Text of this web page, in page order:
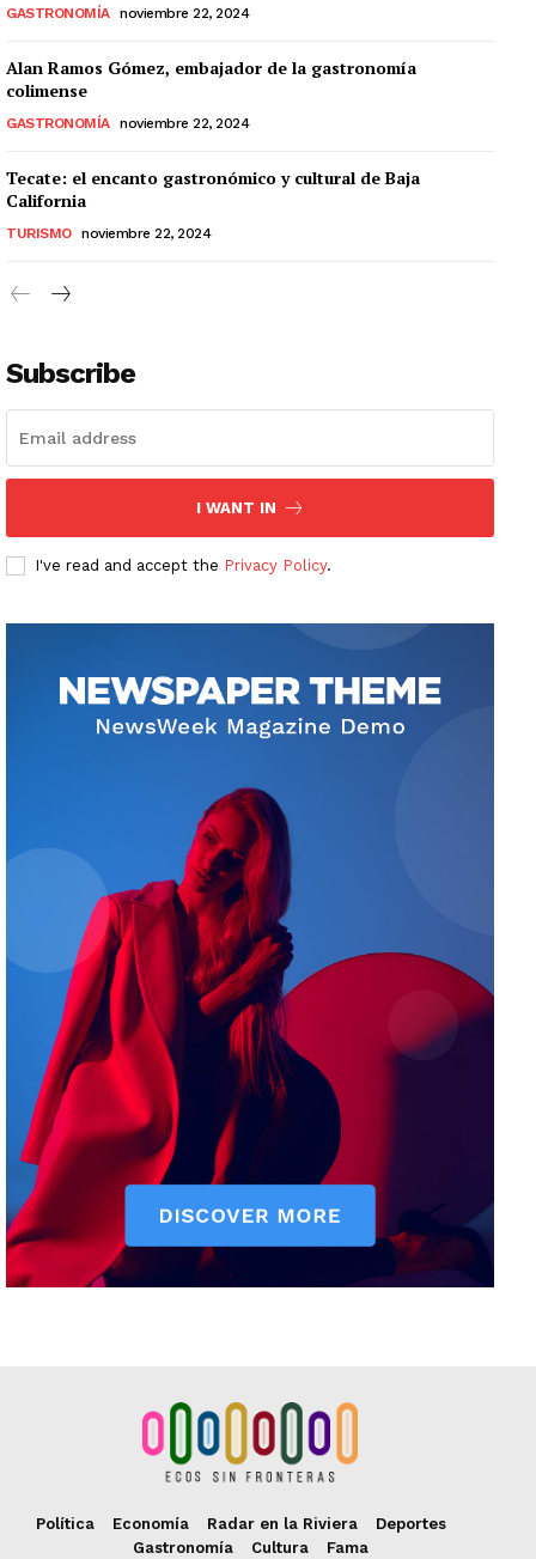
GASTRONOMÍA noviembre 22, 2024
Alan Ramos Gómez, embajador de la gastronomía
colimense
GASTRONOMÍA noviembre 22, 2024
Tecate: el encanto gastronómico y cultural de Baja
California
TURISMO noviembre 22, 2024
Subscribe
I WANT IN
I've read and accept the Privacy Policy.
Política Economía Radar en la Riviera
Deportes
Gastronomía
Cultura Fama